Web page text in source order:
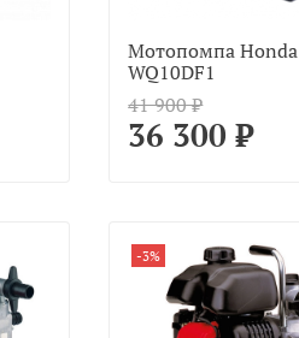
Мотопомпа Honda
WQ10DF1
41 900 ₽
36 300 ₽
-3%